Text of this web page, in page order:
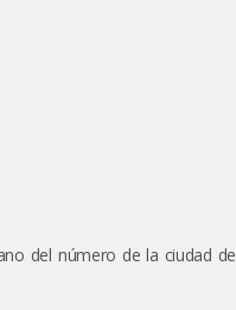
del número de la ciudad de